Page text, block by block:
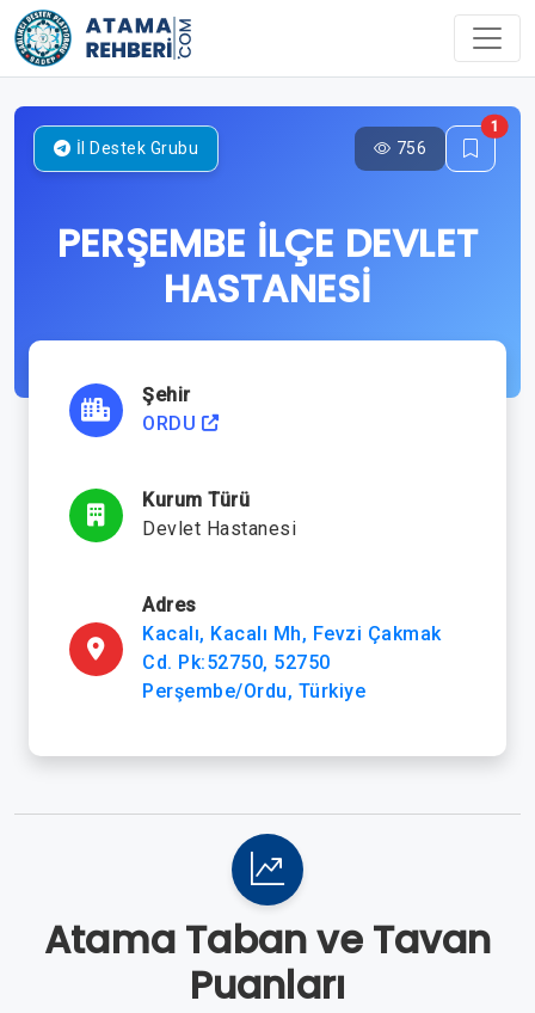
PERŞEMBE İLÇE DEVLET
HASTANESİ
İl Destek Grubu 756
1
Şehir
ORDU
Kurum Türü
Devlet Hastanesi
Adres
Kacalı, Kacalı Mh, Fevzi Çakmak
Cd. Pk:52750, 52750
Perşembe/Ordu, Türkiye
Atama Taban ve Tavan
Puanları